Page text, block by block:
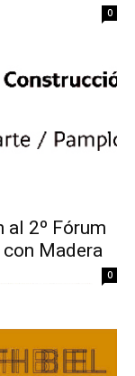
0
2º Fórum
Madera
0